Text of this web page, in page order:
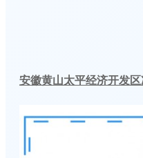
安徽黄山太平经济开发